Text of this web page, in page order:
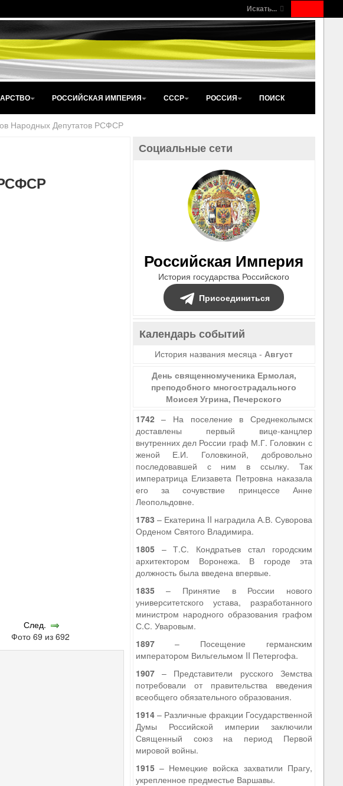
Искать...
РОССИЙСКАЯ ИМПЕРИЯ СССР РОССИЯ ПОИСК
Народных Депутатов РСФСР
След.
Фото 69 из 692
Социальные сети
Российская Империя
История государства Российского
Присоединиться
Календарь событий
История названия месяца -Август
День священномученика Ермолая,
преподобного многострадального
Моисея Угрина, Печерского
1742– На поселение в Среднеколымск
доставлены первый вице-канцлер
внутренних дел России граф М.Г. Головкин с
женой Е.И. Головкиной, добровольно
последовавшей с ним в ссылку. Так
императрица Елизавета Петровна наказала
его за сочувствие принцессе Анне
Леопольдовне.
1783 – Екатерина II наградила А.В. Суворова
Орденом Святого Владимира.
1805– Т.С. Кондратьев стал городским
архитектором Воронежа. В городе эта
должность была введена впервые.
1835– Принятие в России нового
университетского устава, разработанного
министром народного образования графом
С.С. Уваровым.
1897– Посещение германским
императором Вильгельмом II Петергофа.
1907– Представители русского Земства
потребовали от правительства введения
всеобщего обязательного образования.
1914– Различные фракции Государственной
Думы Российской империи заключили
Священный союз на период Первой
мировой войны.
1915– Немецкие войска захватили Прагу,
укрепленное предместье Варшавы.